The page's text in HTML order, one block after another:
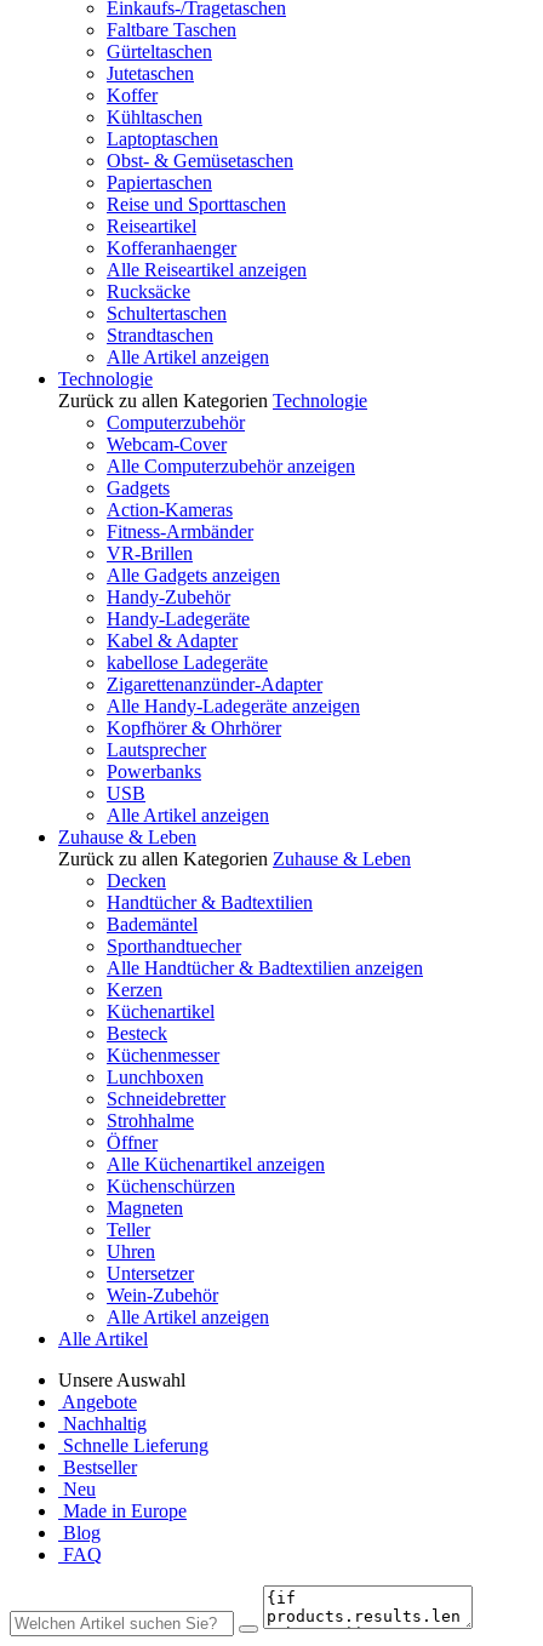
Einkaufs-/Tragetaschen
Faltbare Taschen
Gürteltaschen
Jutetaschen
Koffer
Kühltaschen
Laptoptaschen
Obst- & Gemüsetaschen
Papiertaschen
Reise und Sporttaschen
Reiseartikel
Kofferanhaenger
Alle Reiseartikel anzeigen
Rucksäcke
Schultertaschen
Strandtaschen
Alle Artikel anzeigen
Technologie
Zurück zu allen Kategorien Technologie
Computerzubehör
Webcam-Cover
Alle Computerzubehör anzeigen
Gadgets
Action-Kameras
Fitness-Armbänder
VR-Brillen
Alle Gadgets anzeigen
Handy-Zubehör
Handy-Ladegeräte
Kabel & Adapter
kabellose Ladegeräte
Zigarettenanzünder-Adapter
Alle Handy-Ladegeräte anzeigen
Kopfhörer & Ohrhörer
Lautsprecher
Powerbanks
USB
Alle Artikel anzeigen
Zuhause & Leben
Zurück zu allen Kategorien Zuhause & Leben
Decken
Handtücher & Badtextilien
Bademäntel
Sporthandtuecher
Alle Handtücher & Badtextilien anzeigen
Kerzen
Küchenartikel
Besteck
Küchenmesser
Lunchboxen
Schneidebretter
Strohhalme
Öffner
Alle Küchenartikel anzeigen
Küchenschürzen
Magneten
Teller
Uhren
Untersetzer
Wein-Zubehör
Alle Artikel anzeigen
Alle Artikel
Unsere Auswahl
Angebote
Nachhaltig
Schnelle Lieferung
Bestseller
Neu
Made in Europe
Blog
FAQ